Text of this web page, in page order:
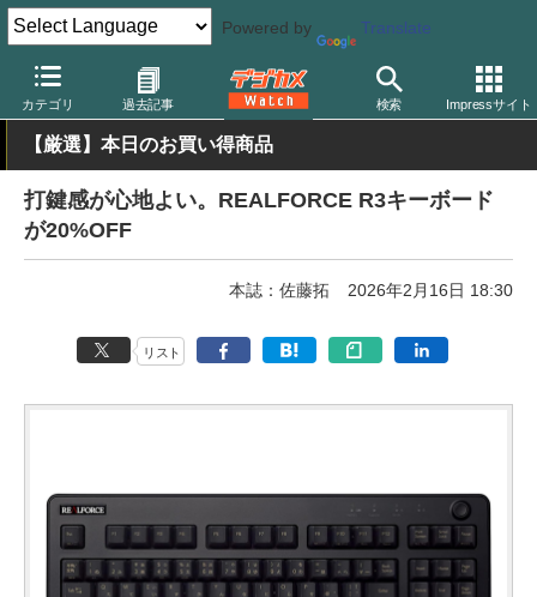
Powered by Translate
カテゴリ 過去記事 検索 Impressサイト
デジカメ Watch PC/モバイル関連
【厳選】本日のお買い得商品
打鍵感が心地よい。REALFORCE R3キーボード
が20%OFF
本誌：佐藤拓 2026年2月16日 18:30
リスト